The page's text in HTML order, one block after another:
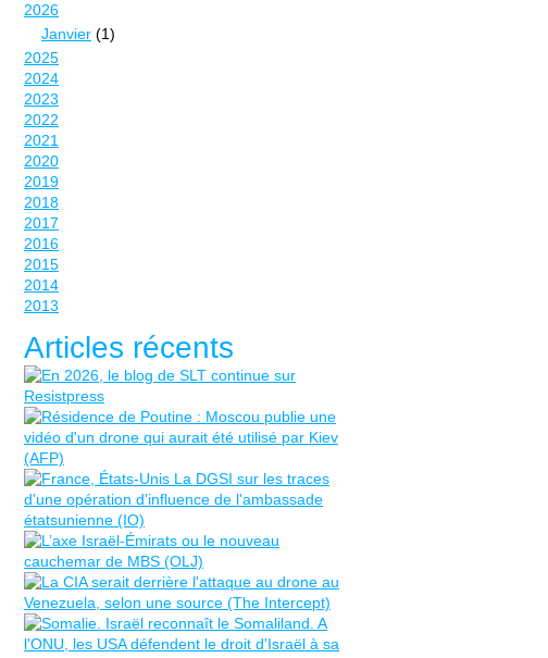
2026
Janvier (1)
2025
2024
2023
2022
2021
2020
2019
2018
2017
2016
2015
2014
2013
Articles récents